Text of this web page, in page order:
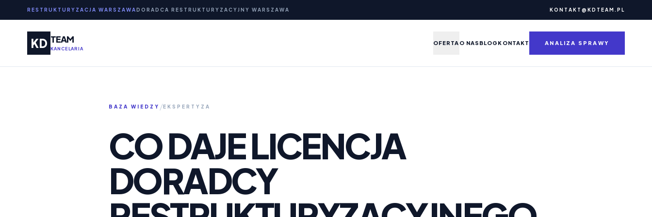
RESTRUKTURYZACJA WARSZAWADORADCA RESTRUKTURYZACYJNY WARSZAWA KONTAKT@KDTEAM.PL
KD TEAM
KANCELARIA
OFERTA O NAS BLOG KONTAKT ANALIZA SPRAWY
BAZA WIEDZY /EKSPERTYZA
CO DAJE LICENCJA
DORADCY